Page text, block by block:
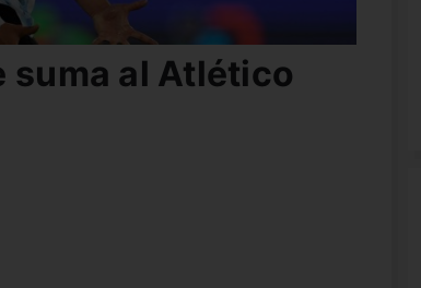
suma al Atlético